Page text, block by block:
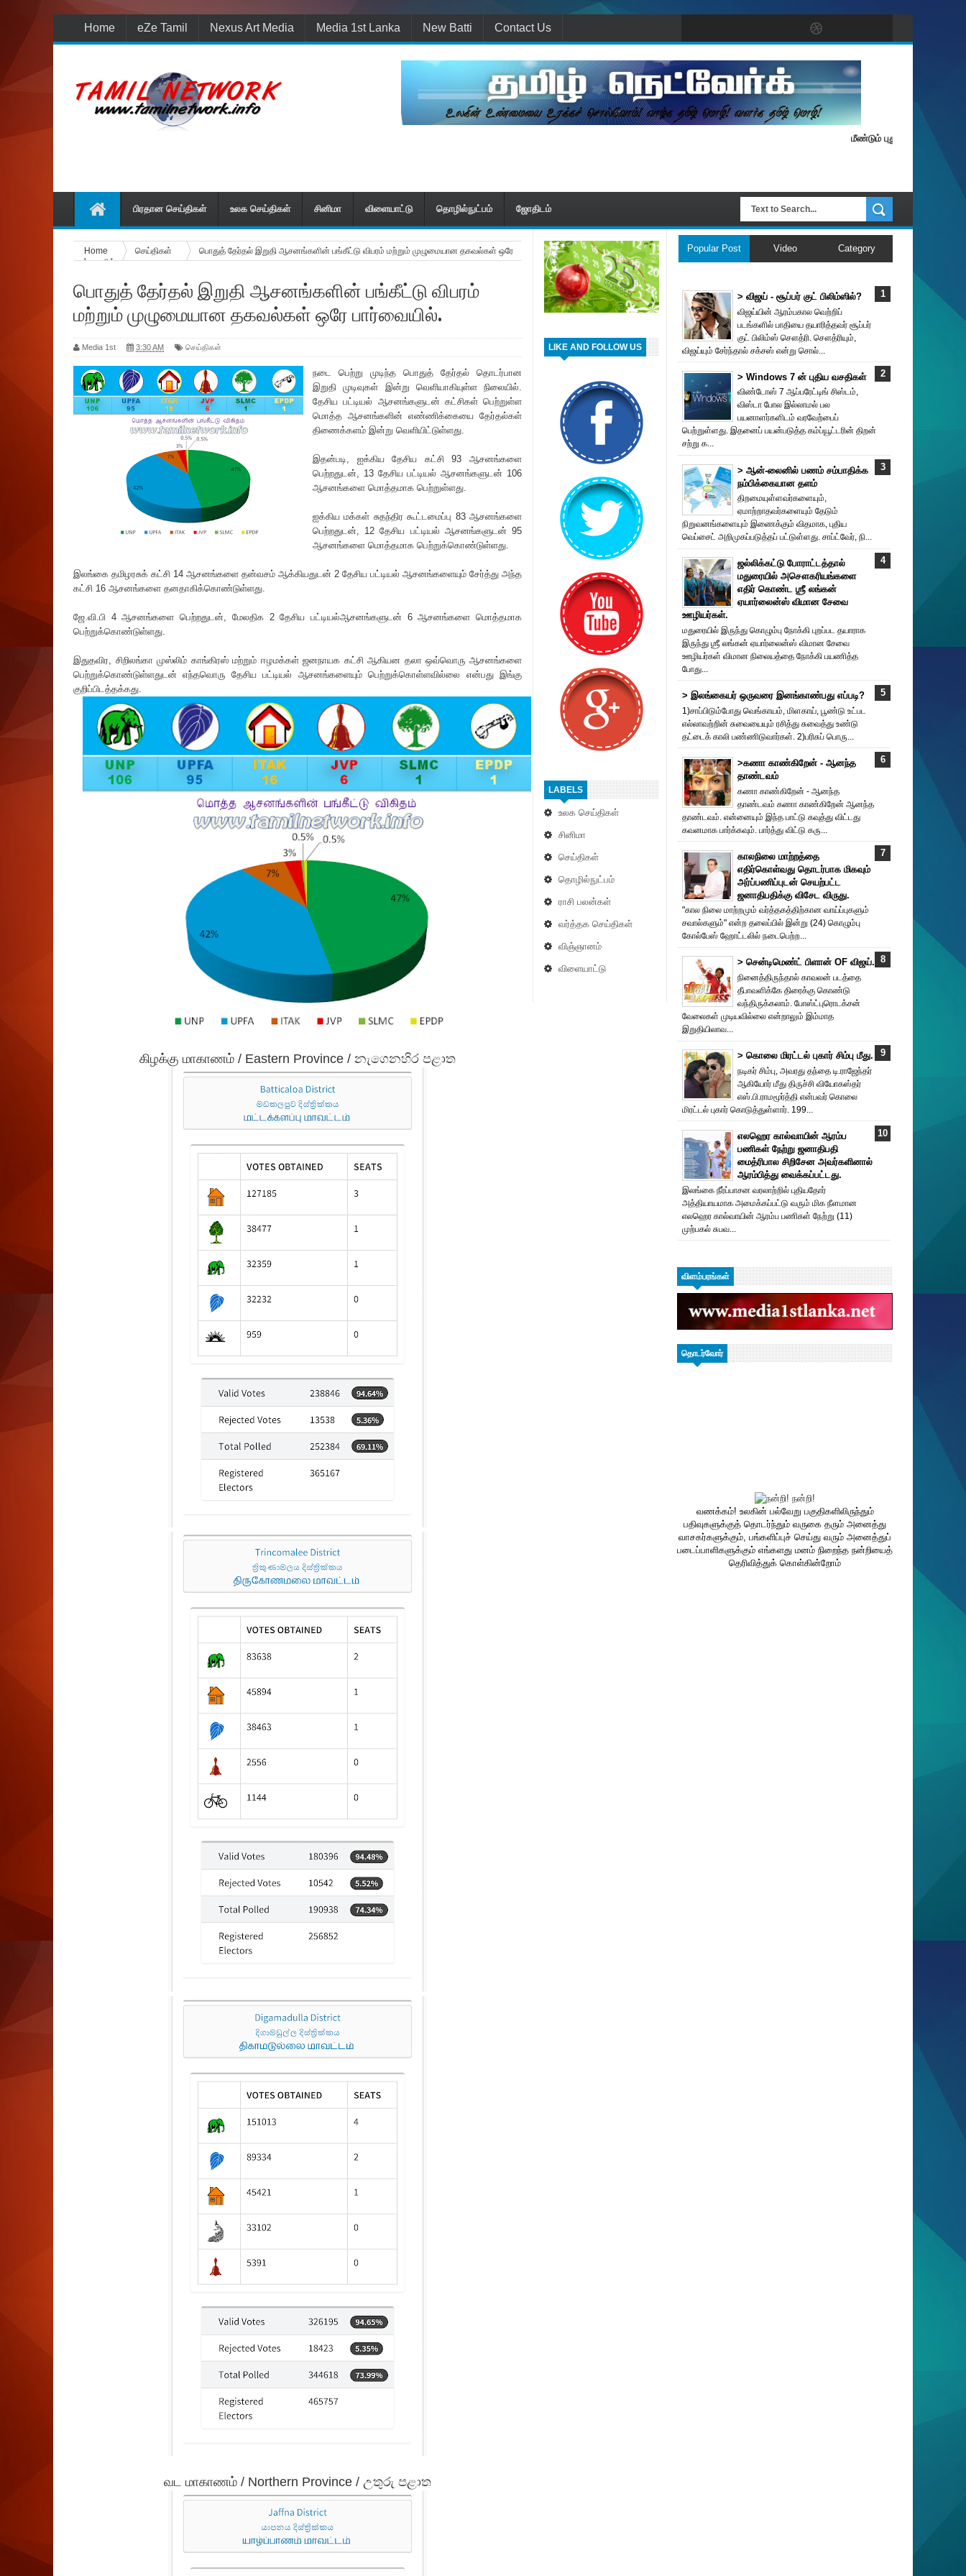
Home eZe Tamil Nexus Art Media Media 1st Lanka New Batti Contact Us
மீண்டும் புதுப் பொலிவுடன் தமிழ்
பிரதான செய்திகள் உலக செய்திகள் சினிமா விளையாட்டு தொழில்நுட்பம் ஜோதிடம்
LIKE AND FOLLOW US
LABELS
உலக செய்திகள்
சினிமா
செய்திகள்
தொழில்நுட்பம்
ராசி பலன்கள்
வர்த்தக செய்திகள்
விஞ்ஞானம்
விளையாட்டு
Home செய்திகள்
பொதுத் தேர்தல் இறுதி ஆசனங்களின் பங்கீட்டு விபரம் மற்றும் முழுமையான தகவல்கள் ஒரே
பார்வையில்.
பொதுத் தேர்தல் இறுதி ஆசனங்களின் பங்கீட்டு விபரம்
மற்றும் முழுமையான தகவல்கள் ஒரே பார்வையில்.
Media 1st 3:30 AM செய்திகள்
நடை பெற்று முடிந்த பொதுத் தேர்தல் தொடர்பான
இறுதி முடிவுகள் இன்று வெளியாகியுள்ள நிலையில்.
தேசிய பட்டியல் ஆசனங்களுடன் கட்சிகள் பெற்றுள்ள
மொத்த ஆசனங்களின் எண்ணிக்கையை தேர்தல்கள்
திணைக்களம் இன்று வெளியிட்டுள்ளது.
இதன்படி, ஐக்கிய தேசிய கட்சி 93 ஆசனங்களை
பெற்றதுடன், 13 தேசிய பட்டியல் ஆசனங்களுடன் 106
ஆசனங்களை மொத்தமாக பெற்றுள்ளது.
ஐக்கிய மக்கள் சுதந்திர கூட்டமைப்பு 83 ஆசனங்களை
பெற்றதுடன், 12 தேசிய பட்டியல் ஆசனங்களுடன் 95
ஆசனங்களை மொத்தமாக பெற்றுக்கொண்டுள்ளது.
இலங்கை தமிழரசுக் கட்சி 14 ஆசனங்களை தன்வசம் ஆக்கியதுடன் 2 தேசிய பட்டியல் ஆசனங்களையும் சேர்த்து அந்த
கட்சி 16 ஆசனங்களை தனதாகிக்கொண்டுள்ளது.
ஜே.வி.பி 4 ஆசனங்களை பெற்றதுடன், மேலதிக 2 தேசிய பட்டியல்ஆசனங்களுடன் 6 ஆசனங்களை மொத்தமாக
பெற்றுக்கொண்டுள்ளது.
இதுதவிர, சிறிலங்கா முஸ்லிம் காங்கிரஸ் மற்றும் ஈழமக்கள் ஜனநாயக கட்சி ஆகியன தலா ஒவ்வொரு ஆசனங்களை
பெற்றுக்கொண்டுள்ளதுடன் எந்தவொரு தேசிய பட்டியல் ஆசனங்களையும் பெற்றுக்கொள்ளவில்லை என்பது இங்கு
குறிப்பிடத்தக்கது.
கிழக்கு மாகாணம் / Eastern Province / නැගෙනහිර පළාත
வட மாகாணம் / Northern Province / උතුරු පළාත
Popular Post Video Category
> விஜய் - சூப்பர் குட் பிலிம்ஸில்?
விஜய்யின் ஆரம்பகால வெற்றிப்
படங்களில் பாதியை தயா‌ரித்தவர் சூப்பர்
குட் பிலிம்ஸ் சௌத்‌ரி. சௌத்‌ரியும்,
விஜய்யும் சேர்ந்தால் சக்சஸ் என்று சொல்...
> Windows 7 ன் புதிய வசதிகள்
விண்டோஸ் 7 ஆப்பரேட்டிங் சிஸ்டம்,
விஸ்டா போல இல்லாமல் பல
பயனாளர்களிடம் வரவேற்பைப்
பெற்றுள்ளது. இதனைப் பயன்படுத்த கம்ப்யூட்டரின் திறன்
சற்று க...
> ஆன்-லைனில் பணம் சம்பாதிக்க
நம்பிக்கையான தளம்
திறமையுள்ளவர்களையும்,
ஏமாற்றாதவர்களையும் தேடும்
நிறுவனங்களையும் இணைக்கும் விதமாக, புதிய
வெப்சைட் அறிமுகப்படுத்தப் பட்டுள்ளது. சாப்ட்வேர், நி...
ஜல்லிக்கட்டு போராட்டத்தால்
மதுரையில் அசௌகரியங்களை
எதிர் கொண்ட ஶ்ரீ லங்கன்
ஏயார்லைன்ஸ் விமான சேவை
ஊழியர்கள்.
மதுரையில் இருந்து கொழும்பு நோக்கி புறப்பட தயாராக
இருந்து ஶ்ரீ லங்கன் ஏயார்லைன்ஸ் விமான சேவை
ஊழியர்கள் விமான நிலையத்தை நோக்கி பயணித்த
போது...
> இலங்கையர் ஒருவரை இனங்காண்பது எப்படி?
1)சாப்பிடும்போது வெங்காயம், மிளகாய், பூண்டு உட்பட
எல்லாவற்றின் சுவையையும் ரசித்து சுவைத்து உண்டு
தட்டைக் காலி பண்ணிடுவார்கள். 2)பரிசுப் பொரு...
>கணா காண்கிறேன் - ஆனந்த
தாண்டவம்
கணா காண்கிறேன் - ஆனந்த
தாண்டவம் கணா காண்கிறேன் ஆனந்த
தாண்டவம். என்னையும் இந்த பாட்டு கவுத்து விட்டது
கவனமாக பார்க்கவும். பார்த்து விட்டு கரு...
காலநிலை மாற்றத்தை
எதிர்கொள்வது தொடர்பாக மிகவும்
அர்ப்பணிப்புடன் செயற்பட்ட
ஜனாதிபதிக்கு விசேட விருது.
"கால நிலை மாற்றமும் வர்த்தகத்திற்கான வாய்ப்புகளும்
சவால்களும்" என்ற தலைப்பில் இன்று (24) கொழும்பு
கோல்பேஸ் ஹோட்டலில் நடைபெற்ற...
> சென்டிமெண்ட் பிளான் OF விஜய்.
நினைத்திருந்தால் காவலன் படத்தை
தீபாவளிக்கே திரைக்கு கொண்டு
வந்திருக்கலாம். போஸ்ட்புரொட‌க்சன்
வேலைகள் முடியவில்லை என்றாலும் இம்மாத
இறுதியிலாவ...
> கொலை மிரட்டல் புகார் சிம்பு மீது.
நடிகர் சிம்பு, அவரது தந்தை டி.ராஜேந்தர்
ஆகியோர் மீது திருச்சி வியோகஸ்தர்
எஸ்.பி.ராமமூர்த்தி என்பவர் கொலை
மிரட்டல் புகார் கொடுத்துள்ளார். 199...
எலஹெர கால்வாயின் ஆரம்ப
பணிகள் நேற்று ஜனாதிபதி
மைத்ரிபால சிறிசேன அவர்களினால்
ஆரம்பித்து வைக்கப்பட்டது.
இலங்கை நீர்ப்பாசன வரலாற்றில் புதியதோர்
அத்தியாயமாக அமைக்கப்பட்டு வரும் மிக நீளமான
எலஹெர கால்வாயின் ஆரம்ப பணிகள் நேற்று (11)
முற்பகல் சுபவ...
விளம்பரங்கள்
தொடர்வோர்
வணக்கம்! உலகின் பல்வேறு பகுதிகளிலிருந்தும்
பதிவுகளுக்குத் தொடர்ந்தும் வருகை தரும் அனைத்து
வாசகர்களுக்கும், பங்களிப்புச் செய்து வரும் அனைத்துப்
படைப்பாளிகளுக்கும் எங்களது மனம் நிறைந்த நன்றியைத்
தெரிவித்துக் கொள்கின்றோம்